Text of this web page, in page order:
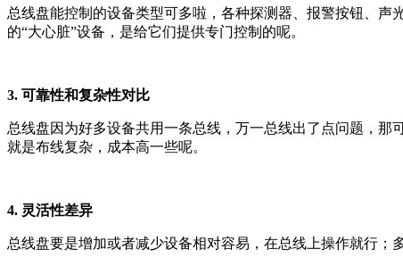
总线盘能控制的设备类型可多啦，各种探测器、报警按钮、
的“大心脏”设备，是给它们提供专门控制的呢。
3. 可靠性和复杂性对比
总线盘因为好多设备共用一条总线，万一总线出了点问题，
就是布线复杂，成本高一些呢。
4. 灵活性差异
总线盘要是增加或者减少设备相对容易，在总线上操作就行；